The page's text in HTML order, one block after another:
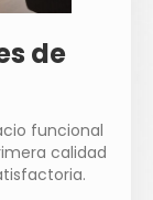
de
funcional
calidad